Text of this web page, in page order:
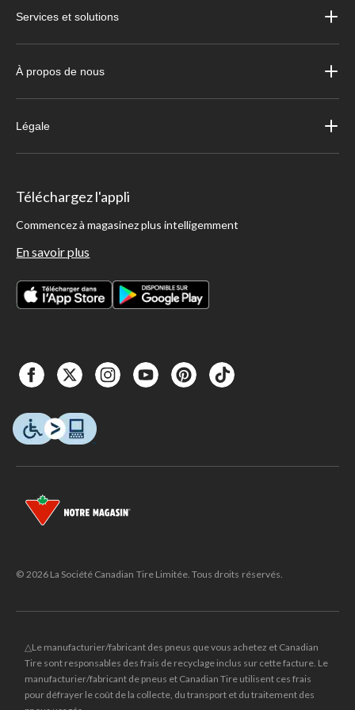
Services et solutions
À propos de nous
Légale
Téléchargez l'appli
Commencez à magasinez plus intelligemment
En savoir plus
© 2026 La Société Canadian Tire Limitée. Tous droits réservés.
△Le manufacturier/fabricant des pneus que vous achetez et Canadian
Tire sont responsables des frais de recyclage inclus sur cette facture. Le
manufacturier/fabricant de pneus et Canadian Tire utilisent ces frais
pour défrayer le coût de la collecte, du transport et du traitement des